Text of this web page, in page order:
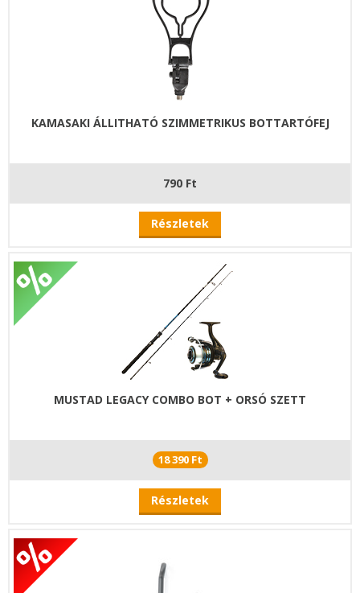
KAMASAKI ÁLLITHATÓ SZIMMETRIKUS BOTTARTÓFEJ
790 Ft
Részletek
MUSTAD LEGACY COMBO BOT + ORSÓ SZETT
18 390 Ft
Részletek